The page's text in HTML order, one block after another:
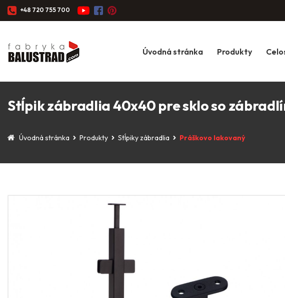
+48 720 755 700
Úvodná stránka Produkty
Stĺpik zábradlia 40x40 pre sklo so
Úvodná stránka Produkty Stĺpiky zábradlia Práškovo lakovaný